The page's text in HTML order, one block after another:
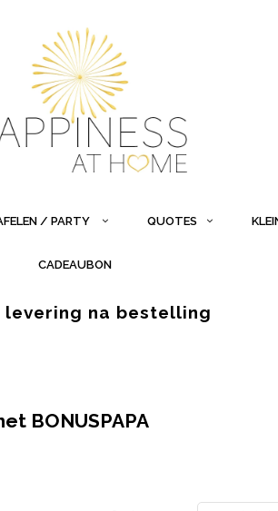
/ PARTY QUOTES
CADEAUBON
levering na bestelling
BONUSPAPA